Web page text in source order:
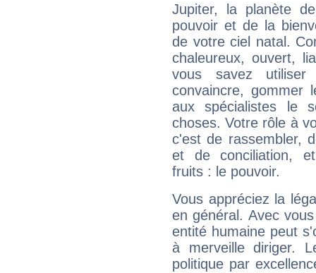
Jupiter, la planète
pouvoir et de la
de votre ciel natal.
chaleureux, ouvert,
vous savez
convaincre, gommer
aux spécialistes le
choses. Votre rôle à
c'est de rassembler,
et de conciliation,
fruits : le pouvoir.
Vous appréciez la
en général. Avec
entité humaine peut
à merveille diriger.
politique par